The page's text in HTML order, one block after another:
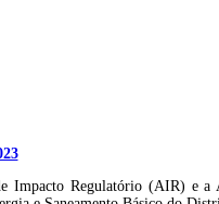
Impacto Regulatório (AIR) e a